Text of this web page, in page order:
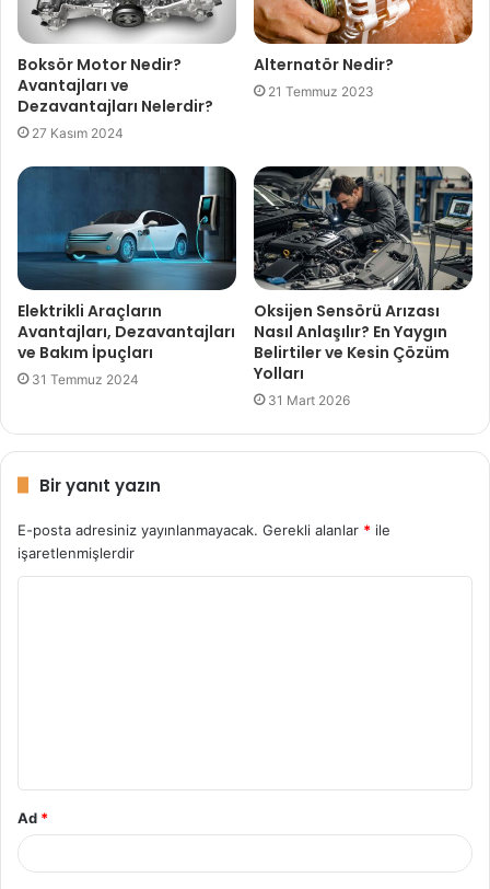
Boksör Motor Nedir?
Avantajları ve
Dezavantajları Nelerdir?
27 Kasım 2024
Alternatör Nedir?
21 Temmuz 2023
Elektrikli Araçların
Avantajları, Dezavantajları
ve Bakım İpuçları
31 Temmuz 2024
Oksijen Sensörü Arızası
Nasıl Anlaşılır? En Yaygın
Belirtiler ve Kesin Çözüm
Yolları
31 Mart 2026
Bir yanıt yazın
E-posta adresiniz yayınlanmayacak. Gerekli alanlar * ile
işaretlenmişlerdir
Ad *